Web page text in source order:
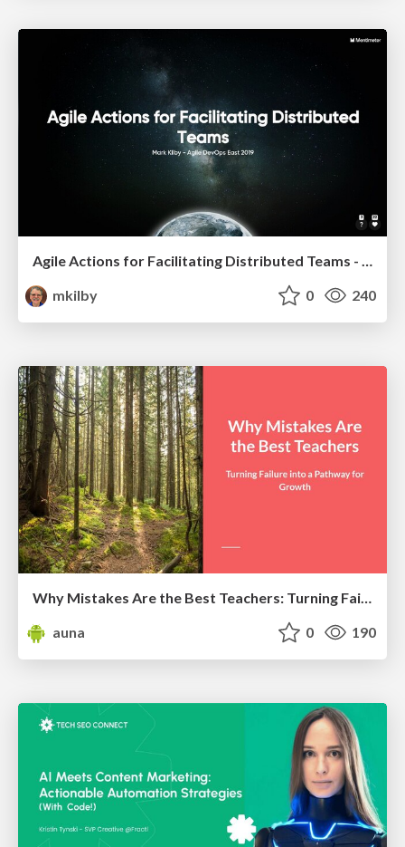
Agile Actions for Facilitating Distributed Teams - ADO2019
mkilby
0 240
Why Mistakes Are the Best Teachers: Turning Failure into a Pathway for Growth
auna
0 190